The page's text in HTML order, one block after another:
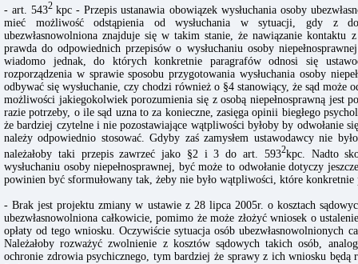
- art. 5432kpc - Przepis ustanawia obowiązek wysłuchania osoby
mieć możliwość odstąpienia od wysłuchania w sytuacji, gdy z
ubezwłasnowolniona znajduje się w takim stanie, że nawiązanie
prawda do odpowiednich przepisów o wysłuchaniu osoby
wiadomo jednak, do których konkretnie paragrafów odnosi się
rozporządzenia w sprawie sposobu przygotowania wysłuchania osoby
odbywać się wysłuchanie, czy chodzi również o §4 stanowiący, że sąd może
możliwości jakiegokolwiek porozumienia się z osobą niepełnosprawną jest
razie potrzeby, o ile sąd uzna to za konieczne, zasięga opinii biegłego
że bardziej czytelne i nie pozostawiające wątpliwości byłoby by odwołanie
należy odpowiednio stosować. Gdyby zaś zamysłem ustawodawcy nie
należałoby taki przepis zawrzeć jako §2 i 3 do art. 5932kpc. Nadto
wysłuchaniu osoby niepełnosprawnej, być może to odwołanie dotyczy
powinien być sformułowany tak, żeby nie było wątpliwości, które konkretnie
- Brak jest projektu zmiany w ustawie z 28 lipca 2005r. o kosztach
ubezwłasnowolniona całkowicie, pomimo że może złożyć wniosek o
opłaty od tego wniosku. Oczywiście sytuacja osób ubezwłasnowolnionych
Należałoby rozważyć zwolnienie z kosztów sądowych takich osób,
ochronie zdrowia psychicznego, tym bardziej że sprawy z ich wniosku będą